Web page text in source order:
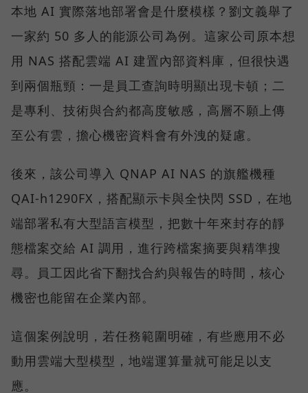
本地 AI 實際落地部署會是什麼模樣？劉文義舉了
一家約 50 多人的能源公司為例。這家公司原本想
用 NAS 搭配雲端 AI 建置內部資料庫，但很快遇
到兩個瓶頸：一是員工查詢時明顯出現卡頓；二
是專利、技術與合約都高度敏感，高層不願上傳
至公有雲，擔心機密資料會有外洩的疑慮。
後來，該公司導入 QNAP AI NAS 的旗艦機種
QAI-h1290FX，搭配顯示卡與全快閃 SSD，在地
端部署私有大型語言模型，把數十年來封存的靜
態檔案交給 AI 調用，進行跨檔案摘要與精準搜
尋。員工因此省下翻找合約與報告的時間，核心
機密也能留在企業內部。
這個案例說明，若任務範圍明確，有些應用不必
動用雲端大型模型，地端運算量就可能足以支
應。